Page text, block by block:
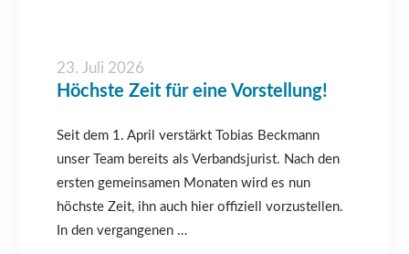
23. Juli 2026
Höchste Zeit für eine Vorstellung!
Seit dem 1. April verstärkt Tobias Beckmann
unser Team bereits als Verbandsjurist. Nach den
ersten gemeinsamen Monaten wird es nun
höchste Zeit, ihn auch hier offiziell vorzustellen.
In den vergangenen …